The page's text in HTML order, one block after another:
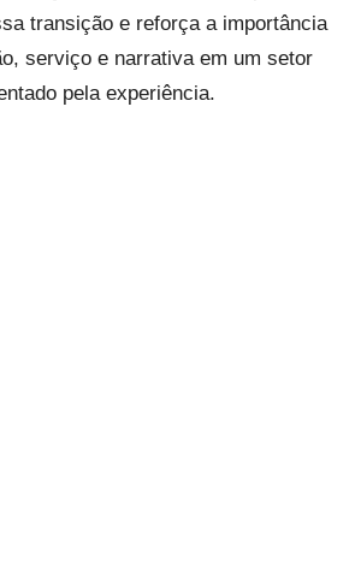
transição e reforça a importância
serviço e narrativa em um setor
pela experiência.